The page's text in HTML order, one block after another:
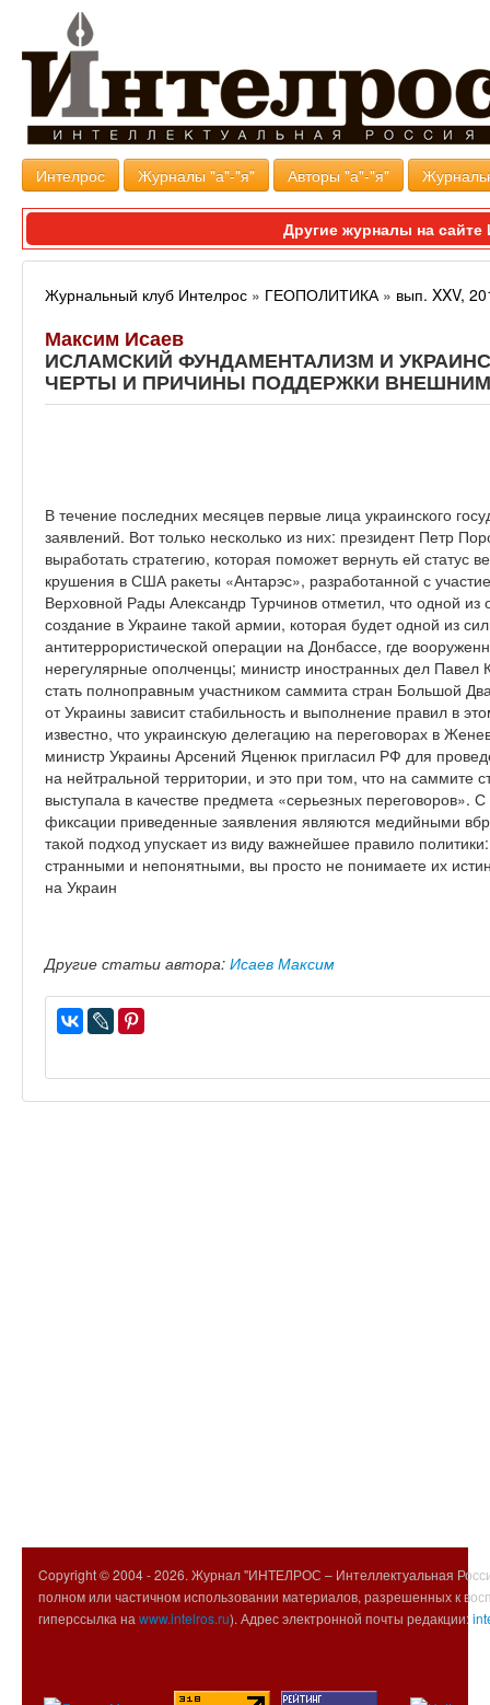
Интелрос Журналы "а"-"я" Авторы "а"-"я"
Другие журналы на
Журнальный клуб Интелрос » ГЕОПОЛИТИКА» вып. XXV,
Максим Исаев
ИСЛАМСКИЙ ФУНДАМЕНТАЛИЗМ И
ЧЕРТЫ И ПРИЧИНЫ ПОДДЕРЖКИ
В течение последних месяцев первые лица украинского
заявлений. Вот только несколько из них: президент Петр
выработать стратегию, которая поможет вернуть ей статус
крушения в США ракеты «Антарэс», разработанной с
Верховной Рады Александр Турчинов отметил, что одной из
создание в Украине такой армии, которая будет одной из
антитеррористической операции на Донбассе, где
нерегулярные ополченцы; министр иностранных дел Павел
стать полноправным участником саммита стран Большой
от Украины зависит стабильность и выполнение правил в
известно, что украинскую делегацию на переговорах в
министр Украины Арсений Яценюк пригласил РФ для
на нейтральной территории, и это при том, что на саммите
выступала в качестве предмета «серьезных переговоров».
фиксации приведенные заявления являются медийными
такой подход упускает из виду важнейшее правило
странными и непонятными, вы просто не понимаете их
на Украин
Другие статьи автора: Исаев Максим
Copyright © 2004 -2026. Журнал "ИНТЕЛРОС – Интеллектуальная
полном или частичном использовании материалов, разрешенных к
гиперссылка на www.intelros.ru). Адрес электронной почты редакции: